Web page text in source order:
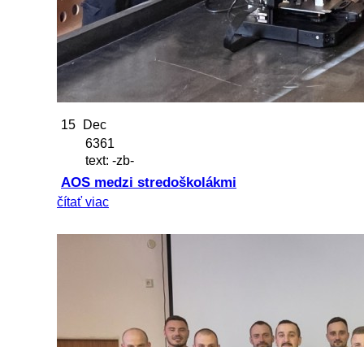
15
Dec
6361
text: -zb-
AOS medzi stredoškolákmi
čítať viac